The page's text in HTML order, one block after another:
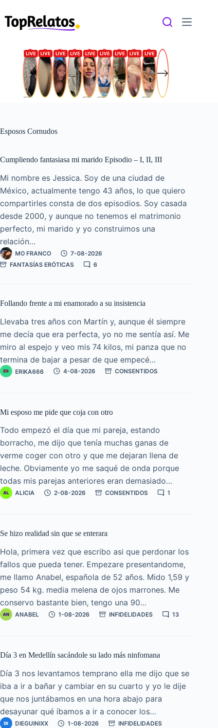
contenido
Esposos Cornudos
Cumpliendo fantasiasa mi marido Episodio – I, II, III
Mi nombre es Jessica. Soy de una ciudad de
México, actualmente tengo 43 años, lo que quiero
compartirles consta de dos episodios. Soy casada
desde 2000, y aunque no tenemos el matrimonio
perfecto, mi marido y yo construimos una
relación…
MO FRANCO
7-08-2026
FANTASÍAS ERÓTICAS
6
Follando frente a mi enamorado a su insistencia
Llevaba tres años con Martín y, aunque él siempre
me decía que era perfecta, yo no me sentía así. Me
miro al espejo y veo mis 74 kilos, mi panza que no
termina de bajar a pesar de que empecé…
ERIKA666 4-08-2026 CONSENTIDOS
Mi esposo me pide que coja con otro
Todo empezó el día que mi pareja, estando
borracho, me dijo que tenía muchas ganas de
verme coger con otro y que me dejaran llena de
leche. Obviamente yo me saqué de onda porque
todas mis parejas anteriores eran demasiado…
ALICIA 2-08-2026 CONSENTIDOS 1
Se hizo realidad sin que se enterara
Hola, primera vez que escribo asi que perdonar los
fallos que pueda tener. Empezare presentandome,
me llamo Anabel, española de 52 años. Mido 1,59 y
peso 54 kg. media melena de ojos marrones. Me
conservo bastante bien, tengo una 90…
ANABEL 1-08-2026 INFIDELIDADES 13
Día 3 en Medellín sacándole su lado más ninfomana
Día 3 nos levantamos temprano ella me dijo que se
iba a ir a bañar y cambiar en su cuarto y yo le dije
que nos juntábamos en una hora abajo para
desayunar qué íbamos a ir a conocer los…
DIEGUINIXX 1-08-2026 INFIDELIDADES